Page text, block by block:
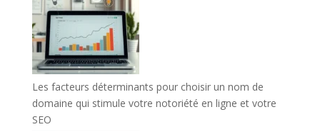
Les facteurs déterminants pour choisir un nom de
domaine qui stimule votre notoriété en ligne et votre
SEO